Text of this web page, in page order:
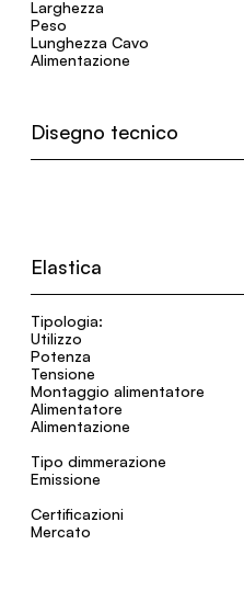
Larghezza
Peso
Lunghezza Cavo
Alimentazione
Disegno tecnico
Elastica
Tipologia:
Utilizzo
Potenza
Tensione
Montaggio alimentatore
Alimentatore
Alimentazione
Tipo dimmerazione
Emissione
Certificazioni
Mercato